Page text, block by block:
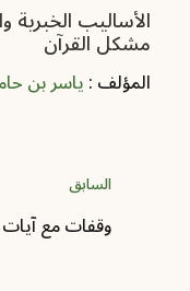
الأساليب الخبرية
مشكل القرآن
المؤلف :ياسر بن
السابق
وقفات مع